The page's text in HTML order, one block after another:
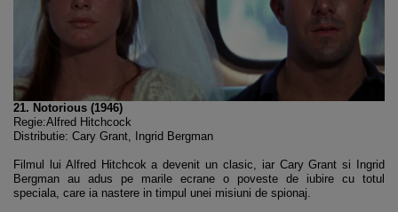
21. Notorious (1946)
Regie:Alfred Hitchcock
Distributie: Cary Grant, Ingrid Bergman
Filmul lui Alfred Hitchcok a devenit un clasic, iar Cary Grant si Ingrid
Bergman au adus pe marile ecrane o poveste de iubire cu totul
speciala, care ia nastere in timpul unei misiuni de spionaj.